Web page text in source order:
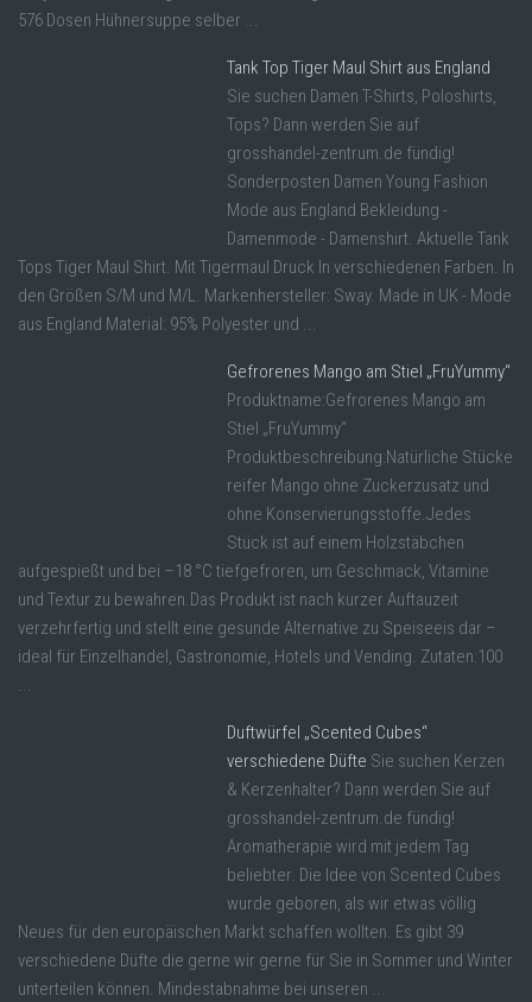
576 Dosen Hühnersuppe selber ...
Tank Top Tiger Maul Shirt aus England
Sie suchen Damen T-Shirts, Poloshirts,
Tops? Dann werden Sie auf
grosshandel-zentrum.de fündig!
Sonderposten Damen Young Fashion
Mode aus England Bekleidung -
Damenmode - Damenshirt. Aktuelle Tank
Tops Tiger Maul Shirt. Mit Tigermaul Druck In verschiedenen Farben. In
den Größen S/M und M/L. Markenhersteller: Sway. Made in UK - Mode
aus England Material: 95% Polyester und ...
Gefrorenes Mango am Stiel „FruYummy“
Produktname:Gefrorenes Mango am
Stiel „FruYummy“
Produktbeschreibung:Natürliche Stücke
reifer Mango ohne Zuckerzusatz und
ohne Konservierungsstoffe.Jedes
Stück ist auf einem Holzstäbchen
aufgespießt und bei –18 °C tiefgefroren, um Geschmack, Vitamine
und Textur zu bewahren.Das Produkt ist nach kurzer Auftauzeit
verzehrfertig und stellt eine gesunde Alternative zu Speiseeis dar –
ideal für Einzelhandel, Gastronomie, Hotels und Vending. Zutaten:100
...
Duftwürfel „Scented Cubes“
verschiedene Düfte Sie suchen Kerzen
& Kerzenhalter? Dann werden Sie auf
grosshandel-zentrum.de fündig!
Aromatherapie wird mit jedem Tag
beliebter. Die Idee von Scented Cubes
wurde geboren, als wir etwas völlig
Neues für den europäischen Markt schaffen wollten. Es gibt 39
verschiedene Düfte die gerne wir gerne für Sie in Sommer und Winter
unterteilen können. Mindestabnahme bei unseren ...